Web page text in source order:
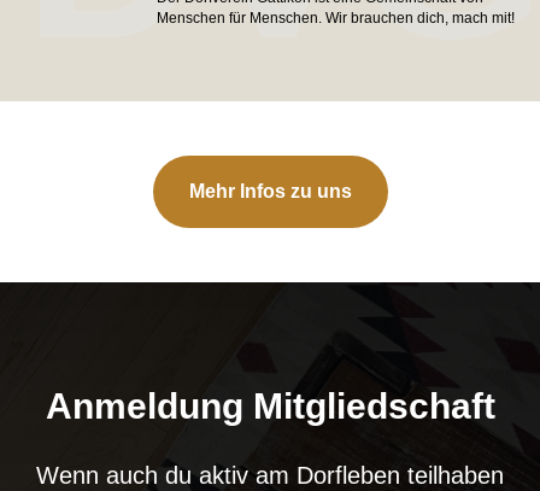
Menschen für Menschen. Wir brauchen dich, mach mit!
Mehr Infos zu uns
Anmeldung Mitgliedschaft
Wenn auch du aktiv am Dorfleben teilhaben